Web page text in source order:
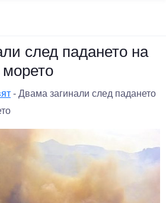
след падането на
морето
- Двама загинали след падането